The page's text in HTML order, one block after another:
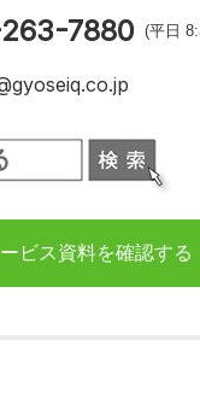
7880 (平日
ビス資料を確認する